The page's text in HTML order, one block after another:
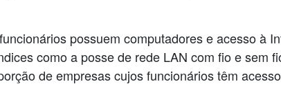
possuem computadores e acesso à
como a posse de rede LAN com fio e sem
de empresas cujos funcionários têm